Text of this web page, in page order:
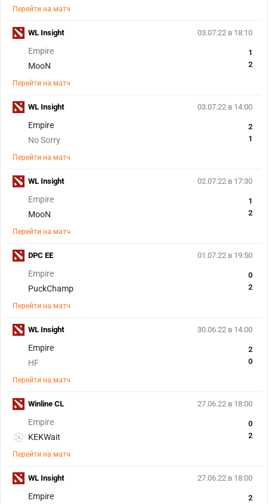
Перейти на матч
03.07.22 в 18:10
Empire
MooN
1
2
Перейти на матч
WL Insight
03.07.22 в 14:00
Empire
No Sorry
2
1
Перейти на матч
WL Insight
02.07.22 в 17:30
Empire
MooN
1
2
Перейти на матч
WL Insight
01.07.22 в 19:50
Empire
PuckChamp
0
2
Перейти на матч
DPC EE
30.06.22 в 14:00
Empire
HF
2
0
Перейти на матч
WL Insight
27.06.22 в 18:00
Empire
KEKWait
0
2
Перейти на матч
Winline CL
27.06.22 в 18:00
Empire
2
WL Insight